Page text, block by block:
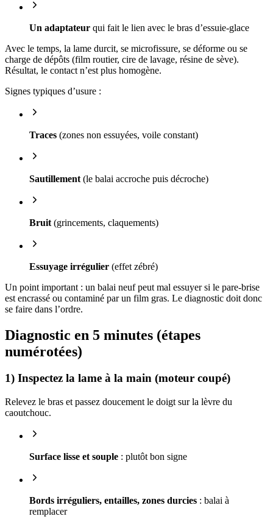
Un adaptateur qui fait le lien avec le bras d’essuie-glace
Avec le temps, la lame durcit, se microfissure, se déforme ou se
charge de dépôts (film routier, cire de lavage, résine de sève).
Résultat, le contact n’est plus homogène.
Signes typiques d’usure :
Traces (zones non essuyées, voile constant)
Sautillement (le balai accroche puis décroche)
Bruit (grincements, claquements)
Essuyage irrégulier (effet zébré)
Un point important : un balai neuf peut mal essuyer si le pare-brise
est encrassé ou contaminé par un film gras. Le diagnostic doit donc
se faire dans l’ordre.
Diagnostic en 5 minutes (étapes
numérotées)
1) Inspectez la lame à la main (moteur coupé)
Relevez le bras et passez doucement le doigt sur la lèvre du
caoutchouc.
Surface lisse et souple : plutôt bon signe
Bords irréguliers, entailles, zones durcies : balai à
remplacer